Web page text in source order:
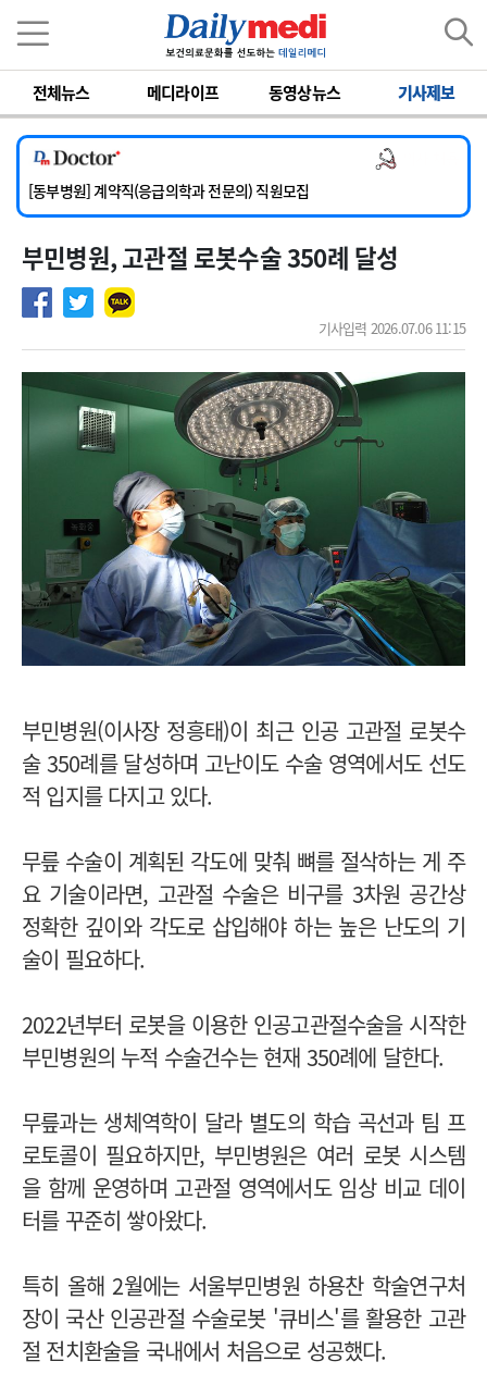
전체뉴스 메디라이프 동영상뉴스 기사제보
[서울아산병원] 2026년 하반기 인턴 모집
[영남대학교의료원] 마취통증의학과 임기제 임상의사 채용
[충남대학교병원] 소아청소년과(소아응급전담) 계약직 의사 공개채용
[동부병원] 계약직(응급의학과 전문의) 직원모집
[이대목동병원] 하반기 전공의(레지던트1년차) 모집
[서울아산병원] 2026년 하반기 인턴 모집
[영남대학교의료원] 마취통증의학과 임기제 임상의사 채용
부민병원, 고관절 로봇수술 350례 달성
기사입력 2026.07.06 11:15
부민병원(이사장 정흥태)이 최근 인공 고관절 로봇수
술 350례를 달성하며 고난이도 수술 영역에서도 선도
적 입지를 다지고 있다.
무릎 수술이 계획된 각도에 맞춰 뼈를 절삭하는 게 주
요 기술이라면, 고관절 수술은 비구를 3차원 공간상
정확한 깊이와 각도로 삽입해야 하는 높은 난도의 기
술이 필요하다.
2022년부터 로봇을 이용한 인공고관절수술을 시작한
부민병원의 누적 수술건수는 현재 350례에 달한다.
무릎과는 생체역학이 달라 별도의 학습 곡선과 팀 프
로토콜이 필요하지만, 부민병원은 여러 로봇 시스템
을 함께 운영하며 고관절 영역에서도 임상 비교 데이
터를 꾸준히 쌓아왔다.
특히 올해 2월에는 서울부민병원 하용찬 학술연구처
장이 국산 인공관절 수술로봇 '큐비스'를 활용한 고관
절 전치환술을 국내에서 처음으로 성공했다.